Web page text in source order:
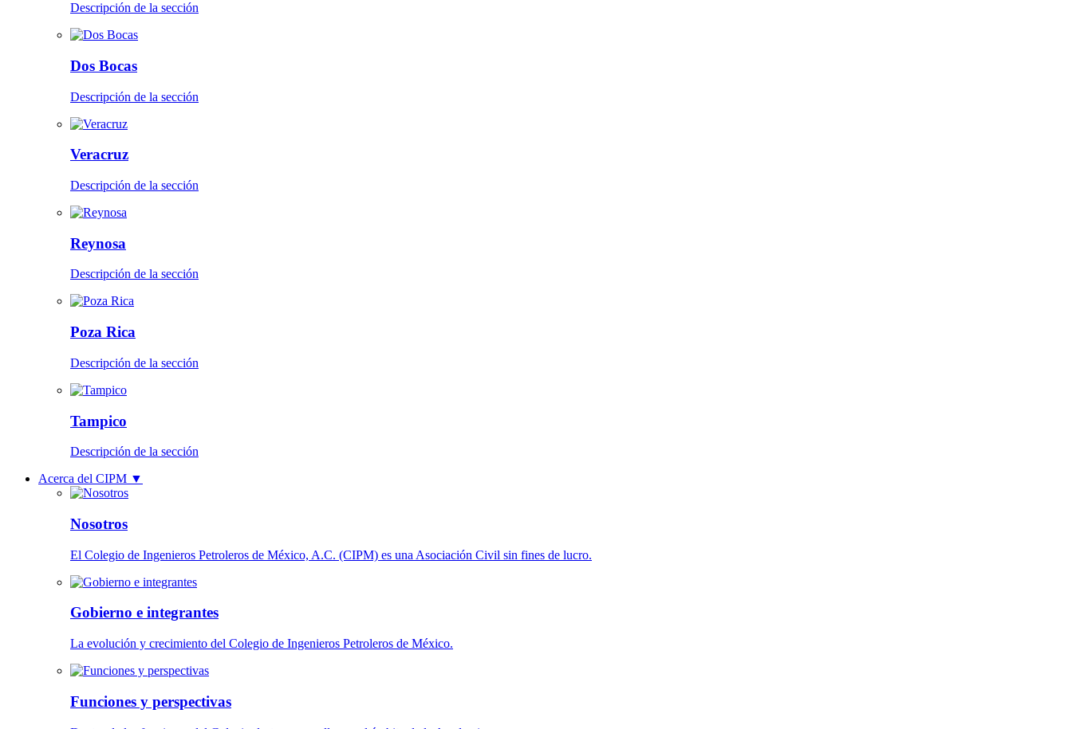
Descripción de la sección
Dos Bocas
Descripción de la sección
Veracruz
Descripción de la sección
Reynosa
Descripción de la sección
Poza Rica
Descripción de la sección
Tampico
Descripción de la sección
Acerca del CIPM ▼
Nosotros
El Colegio de Ingenieros Petroleros de México, A.C. (CIPM) es una Asociación Civil sin fines de lucro.
Gobierno e integrantes
La evolución y crecimiento del Colegio de Ingenieros Petroleros de México.
Funciones y perspectivas